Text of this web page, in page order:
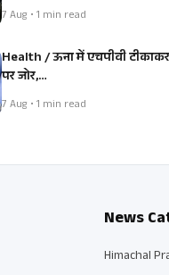
7 Aug • 1 min read
Health / ऊना में एचपीवी
पर जोर,…
7 Aug • 1 min read
News
Himachal